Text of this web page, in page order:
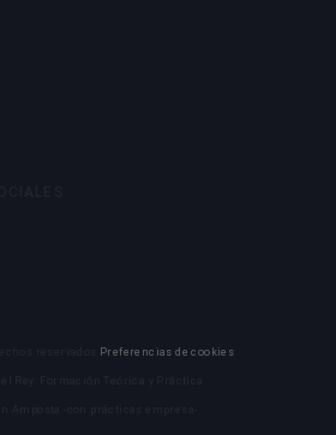
Preferencias de cookies